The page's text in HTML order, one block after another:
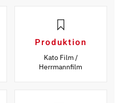
Produktion
Kato Film /
Herrmannfilm